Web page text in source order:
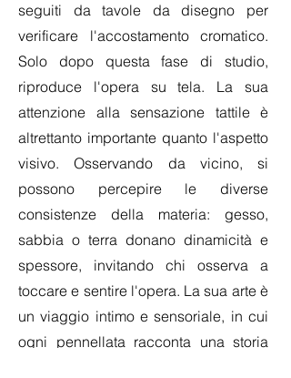
seguiti da tavole da disegno per
verificare l'accostamento cromatico.
Solo dopo questa fase di studio,
riproduce l'opera su tela. La sua
attenzione alla sensazione tattile è
altrettanto importante quanto l'aspetto
visivo. Osservando da vicino, si
possono percepire le diverse
consistenze della materia: gesso,
sabbia o terra donano dinamicità e
spessore, invitando chi osserva a
toccare e sentire l'opera. La sua arte è
un viaggio intimo e sensoriale, in cui
ogni pennellata racconta una storia